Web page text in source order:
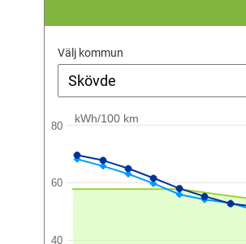
Välj kommun
kWh/100 km
40
60
80